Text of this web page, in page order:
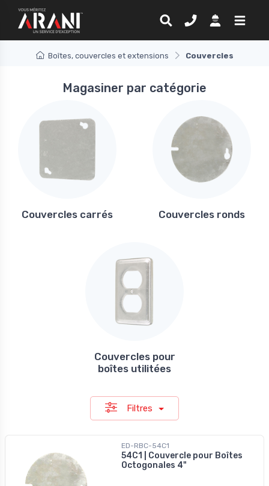
Boîtes, couvercles et extensions Couvercles
Magasiner par catégorie
Couvercles carrés Couvercles ronds
Couvercles pour
boîtes utilitées
Filtres
ED-RBC-54C1
54C1 | Couvercle pour Boîtes
Octogonales 4"